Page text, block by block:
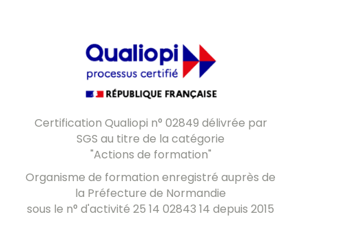
Certification Qualiopi n° 02849 délivrée par
SGS au titre de la catégorie
"Actions de formation"
Organisme de formation enregistré auprès de
la Préfecture de Normandie
sous le n° d'activité 25 14 02843 14 depuis 2015